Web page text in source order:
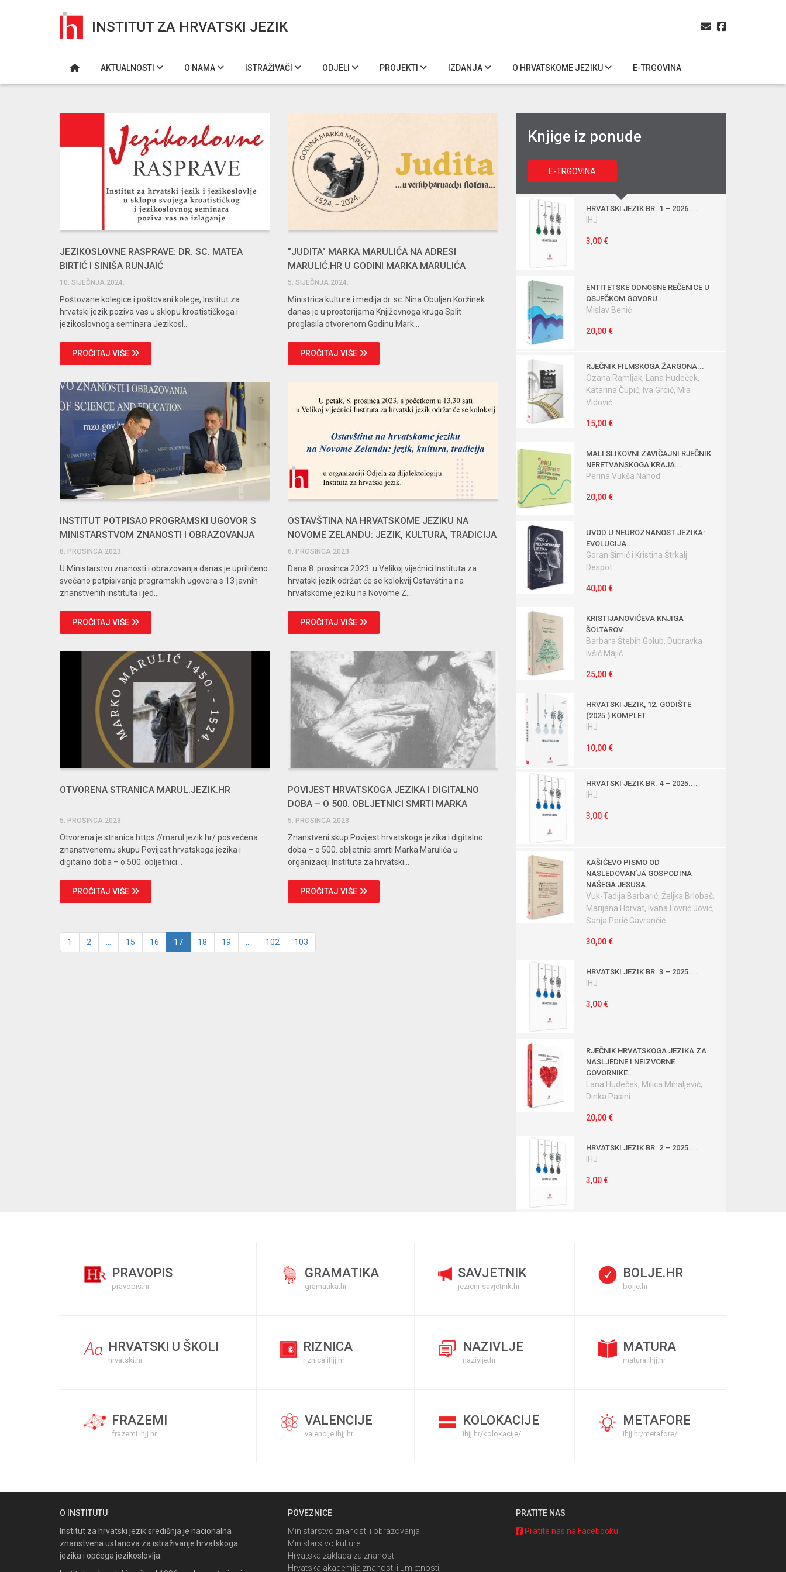
INSTITUT ZA HRVATSKI JEZIK
AKTUALNOSTI O NAMA ISTRAŽIVAČI ODJELI PROJEKTI IZDANJA O HRVATSKOME JEZIKU E-TRGOVINA
JEZIKOSLOVNE RASPRAVE: DR. SC. MATEA
BIRTIĆ I SINIŠA RUNJAIĆ
10. SIJEČNJA 2024.
Poštovane kolegice i poštovani kolege, Institut za
hrvatski jezik poziva vas u sklopu kroatističkoga i
jezikoslovnoga seminara Jezikosl...
PROČITAJ VIŠE
"JUDITA" MARKA MARULIĆA NA ADRESI
MARULIĆ.HR U GODINI MARKA MARULIĆA
5. SIJEČNJA 2024.
Ministrica kulture i medija dr. sc. Nina Obuljen Koržinek
danas je u prostorijama Književnoga kruga Split
proglasila otvorenom Godinu Mark...
PROČITAJ VIŠE
INSTITUT POTPISAO PROGRAMSKI UGOVOR S
MINISTARSTVOM ZNANOSTI I OBRAZOVANJA
8. PROSINCA 2023.
U Ministarstvu znanosti i obrazovanja danas je upriličeno
svečano potpisivanje programskih ugovora s 13 javnih
znanstvenih instituta i jed...
PROČITAJ VIŠE
OSTAVŠTINA NA HRVATSKOME JEZIKU NA
NOVOME ZELANDU: JEZIK, KULTURA, TRADICIJA
6. PROSINCA 2023.
Dana 8. prosinca 2023. u Velikoj vijećnici Instituta za
hrvatski jezik održat će se kolokvij Ostavština na
hrvatskome jeziku na Novome Z...
PROČITAJ VIŠE
OTVORENA STRANICA MARUL.JEZIK.HR
5. PROSINCA 2023.
Otvorena je stranica https://marul.jezik.hr/ posvećena
znanstvenomu skupu Povijest hrvatskoga jezika i
digitalno doba – o 500. obljetnici...
PROČITAJ VIŠE
POVIJEST HRVATSKOGA JEZIKA I DIGITALNO
DOBA – O 500. OBLJETNICI SMRTI MARKA
MARULIĆA
5. PROSINCA 2023.
Znanstveni skup Povijest hrvatskoga jezika i digitalno
doba – o 500. obljetnici smrti Marka Marulića u
organizaciji Instituta za hrvatski...
PROČITAJ VIŠE
1 2 15 16 17 18 19 102 103
Knjige iz ponude
E-TRGOVINA
HRVATSKI JEZIK BR. 1 – 2026....
IHJ
3,00 €
ENTITETSKE ODNOSNE REČENICE U
OSJEČKOM GOVORU...
Mislav Benić
20,00 €
RJEČNIK FILMSKOGA ŽARGONA...
Ozana Ramljak, Lana Hudeček,
Katarina Čupić, Iva Grdić, Mia
Vidović
15,00 €
MALI SLIKOVNI ZAVIČAJNI RJEČNIK
NERETVANSKOGA KRAJA...
Perina Vukša Nahod
20,00 €
UVOD U NEUROZNANOST JEZIKA:
EVOLUCIJA...
Goran Šimić i Kristina Štrkalj
Despot
40,00 €
KRISTIJANOVIĆEVA KNJIGA
ŠOLTAROV...
Barbara Štebih Golub, Dubravka
Ivšić Majić
25,00 €
HRVATSKI JEZIK, 12. GODIŠTE
(2025.) KOMPLET...
IHJ
10,00 €
HRVATSKI JEZIK BR. 4 – 2025....
IHJ
3,00 €
KAŠIĆEVO PISMO OD
NASLEDOVANʼJA GOSPODINA
NAŠEGA JESUSA...
Vuk-Tadija Barbarić, Željka Brlobaš,
Marijana Horvat, Ivana Lovrić Jović,
Sanja Perić Gavrančić
30,00 €
HRVATSKI JEZIK BR. 3 – 2025....
IHJ
3,00 €
RJEČNIK HRVATSKOGA JEZIKA ZA
NASLJEDNE I NEIZVORNE
GOVORNIKE...
Lana Hudeček, Milica Mihaljević,
Dinka Pasini
20,00 €
HRVATSKI JEZIK BR. 2 – 2025....
IHJ
3,00 €
PRAVOPIS
pravopis.hr
GRAMATIKA
gramatika.hr
SAVJETNIK
jezicni-savjetnik.hr
BOLJE.HR
bolje.hr
HRVATSKI U ŠKOLI
hrvatski.hr
RIZNICA
riznica.ihjj.hr
NAZIVLJE
nazivlje.hr
MATURA
matura.ihjj.hr
FRAZEMI
frazemi.ihjj.hr
VALENCIJE
valencije.ihjj.hr
KOLOKACIJE
ihjj.hr/kolokacije/
METAFORE
ihjj.hr/metafore/
O INSTITUTU
Institut za hrvatski jezik središnja je nacionalna
znanstvena ustanova za istraživanje hrvatskoga
jezika i općega jezikoslovlja.
POVEZNICE
Ministarstvo znanosti i obrazovanja
Ministarstvo kulture
Hrvatska zaklada za znanost
Hrvatska akademija znanosti i umjetnosti
PRATITE NAS
Pratite nas na Facebooku